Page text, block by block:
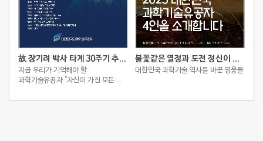
故 장기려 박사 타계 30주기 추모 스토리
지금 우리가 기억해야 할
과학기술유공자 "자신이 가진 모든
장기려 박사를 꼭 기억해주세요."
불꽃같은 열정과 도전 정신이 빚어낸 2025 대한민국 과학기술유공자 4인
대한민국 과학기술 역사를 바꾼 영웅들